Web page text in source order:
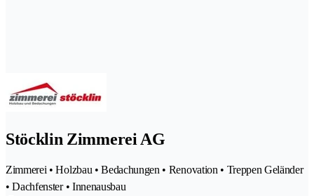
Stöcklin Zimmerei AG
Zimmerei • Holzbau • Bedachungen • Renovation • Treppen Geländer
• Dachfenster • Innenausbau